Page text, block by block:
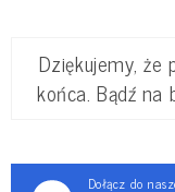
Dziękujemy,
końca. Bądź na
Dołącz do